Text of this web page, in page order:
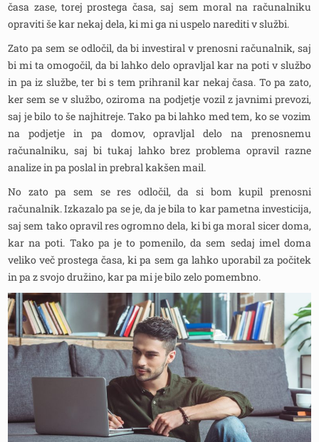
časa zase, torej prostega časa, saj sem moral na računalniku
opraviti še kar nekaj dela, ki mi ga ni uspelo narediti v službi.
Zato pa sem se odločil, da bi investiral v prenosni računalnik, saj
bi mi ta omogočil, da bi lahko delo opravljal kar na poti v službo
in pa iz službe, ter bi s tem prihranil kar nekaj časa. To pa zato,
ker sem se v službo, oziroma na podjetje vozil z javnimi prevozi,
saj je bilo to še najhitreje. Tako pa bi lahko med tem, ko se vozim
na podjetje in pa domov, opravljal delo na prenosnemu
računalniku, saj bi tukaj lahko brez problema opravil razne
analize in pa poslal in prebral kakšen mail.
No zato pa sem se res odločil, da si bom kupil prenosni
računalnik. Izkazalo pa se je, da je bila to kar pametna investicija,
saj sem tako opravil res ogromno dela, ki bi ga moral sicer doma,
kar na poti. Tako pa je to pomenilo, da sem sedaj imel doma
veliko več prostega časa, ki pa sem ga lahko uporabil za počitek
in pa z svojo družino, kar pa mi je bilo zelo pomembno.